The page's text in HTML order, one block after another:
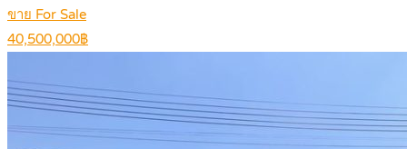
ขาย For Sale
40,500,000฿